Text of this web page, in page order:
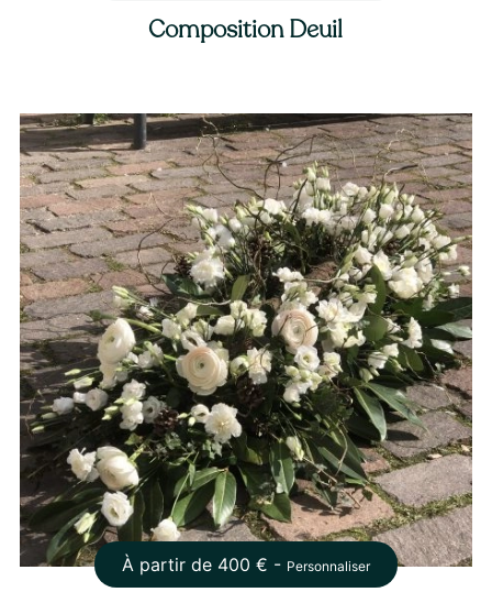
Composition Deuil
À partir de 400 € - Personnaliser